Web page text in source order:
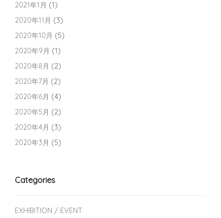
2021年1月 (1)
2020年11月 (3)
2020年10月 (5)
2020年9月 (1)
2020年8月 (2)
2020年7月 (2)
2020年6月 (4)
2020年5月 (2)
2020年4月 (3)
2020年3月 (5)
Categories
EXHIBITION / EVENT